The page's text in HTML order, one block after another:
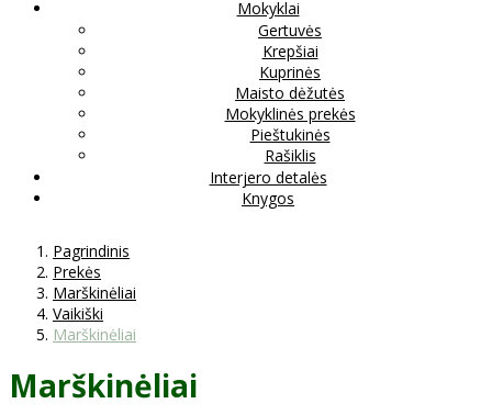
Mokyklai
Gertuvės
Krepšiai
Kuprinės
Maisto dėžutės
Mokyklinės prekės
Pieštukinės
Rašiklis
Interjero detalės
Knygos
Pagrindinis
Prekės
Marškinėliai
Vaikiški
Marškinėliai
Marškinėliai